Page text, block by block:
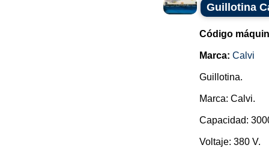
Guillotina
Código
Marca: Calvi
Guillotina.
Marca: Calvi.
Capacidad:
Voltaje: 380 V.